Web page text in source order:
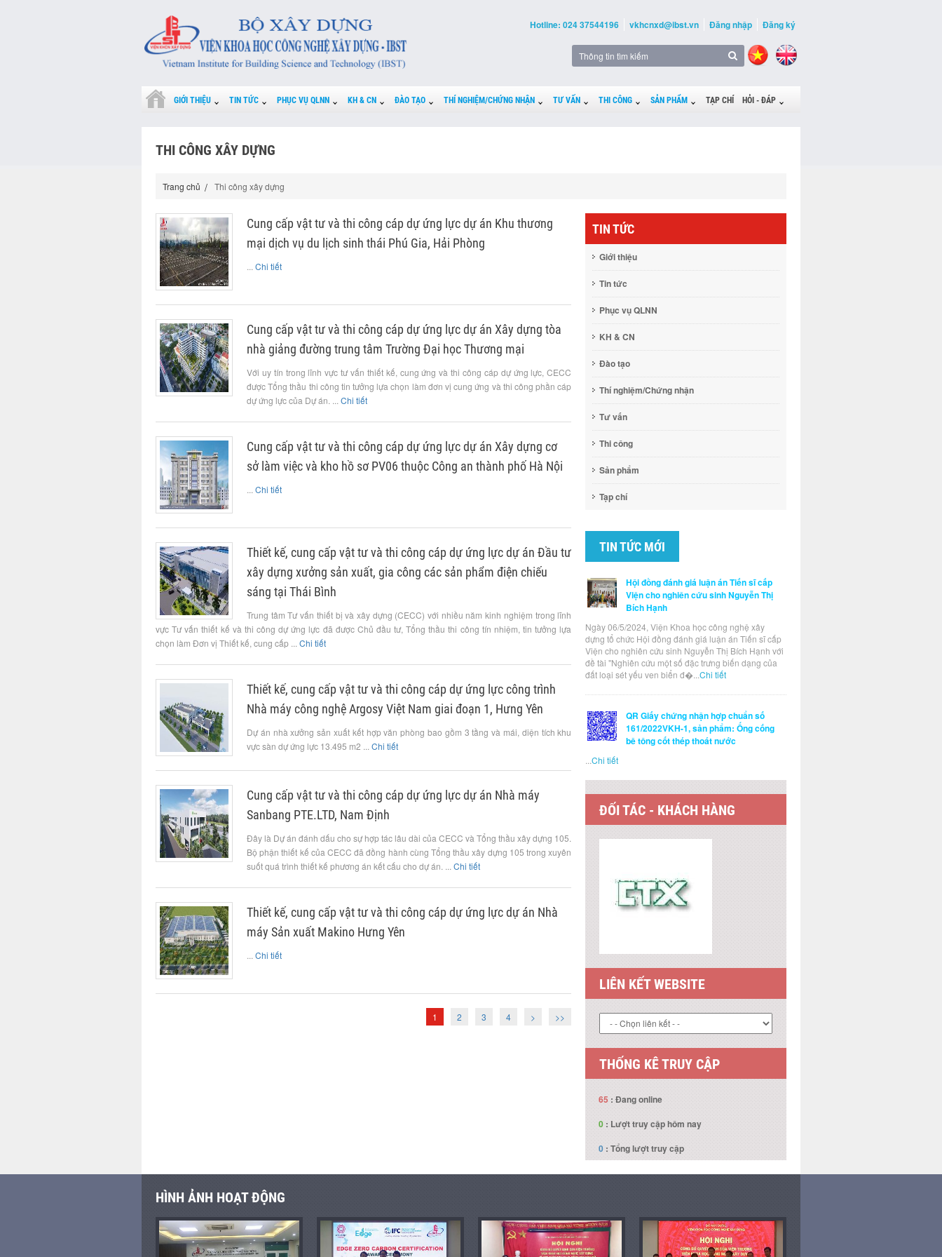
Hotline: 024 37544196 vkhcnxd@ibst.vn Đăng nhập Đăng ký
GIỚI THIỆU TIN TỨC PHỤC VỤ QLNN KH & CN ĐÀO TẠO THÍ NGHIỆM/CHỨNG NHẬN TƯ VẤN THI CÔNG SẢN PHẨM TẠP CHÍ HỎI - ĐÁP
THI CÔNG XÂY DỰNG
Trang chủ Thi công xây dựng
Cung cấp vật tư và thi công cáp dự ứng lực dự án Khu thương
mại dịch vụ du lịch sinh thái Phú Gia, Hải Phòng
... Chi tiết
Cung cấp vật tư và thi công cáp dự ứng lực dự án Xây dựng tòa
nhà giảng đường trung tâm Trường Đại học Thương mại
Với uy tín trong lĩnh vực tư vấn thiết kế, cung ứng và thi công cáp dự ứng lực, CECC
được Tổng thầu thi công tin tưởng lựa chọn làm đơn vị cung ứng và thi công phần cáp
dự ứng lực của Dự án. ... Chi tiết
Cung cấp vật tư và thi công cáp dự ứng lực dự án Xây dựng cơ
sở làm việc và kho hồ sơ PV06 thuộc Công an thành phố Hà Nội
... Chi tiết
Thiết kế, cung cấp vật tư và thi công cáp dự ứng lực dự án Đầu tư
xây dựng xưởng sản xuất, gia công các sản phẩm điện chiếu
sáng tại Thái Bình
Trung tâm Tư vấn thiết bị và xây dựng (CECC) với nhiều năm kinh nghiệm trong lĩnh
vực Tư vấn thiết kế và thi công dự ứng lực đã được Chủ đầu tư, Tổng thầu thi công tín nhiệm, tin tưởng lựa
chọn làm Đơn vị Thiết kế, cung cấp ... Chi tiết
Thiết kế, cung cấp vật tư và thi công cáp dự ứng lực công trình
Nhà máy công nghệ Argosy Việt Nam giai đoạn 1, Hưng Yên
Dự án nhà xưởng sản xuất kết hợp văn phòng bao gồm 3 tầng và mái, diện tích khu
vực sàn dự ứng lực 13.495 m2 ... Chi tiết
Cung cấp vật tư và thi công cáp dự ứng lực dự án Nhà máy
Sanbang PTE.LTD, Nam Định
Đây là Dự án đánh dấu cho sự hợp tác lâu dài của CECC và Tổng thầu xây dựng 105.
Bộ phận thiết kế của CECC đã đồng hành cùng Tổng thầu xây dựng 105 trong xuyên
suốt quá trình thiết kế phương án kết cấu cho dự án. ... Chi tiết
Thiết kế, cung cấp vật tư và thi công cáp dự ứng lực dự án Nhà
máy Sản xuất Makino Hưng Yên
... Chi tiết
1 2 3 4 > >>
TIN TỨC
Giới thiệu
Tin tức
Phục vụ QLNN
KH & CN
Đào tạo
Thí nghiệm/Chứng nhận
Tư vấn
Thi công
Sản phẩm
Tạp chí
TIN TỨC MỚI
Hội đồng đánh giá luận án Tiến sĩ cấp
Viện cho nghiên cứu sinh Nguyễn Thị
Bích Hạnh
Ngày 06/5/2024, Viện Khoa học công nghệ xây
dựng tổ chức Hội đồng đánh giá luận án Tiến sĩ cấp
Viện cho nghiên cứu sinh Nguyễn Thị Bích Hạnh với
đề tài "Nghiên cứu một số đặc trưng biến dạng của
đất loại sét yếu ven biển đ�...Chi tiết
QR Giấy chứng nhận hợp chuẩn số
161/2022VKH-1, sản phẩm: Ống cống
bê tông cốt thép thoát nước
...Chi tiết
ĐỐI TÁC - KHÁCH HÀNG
LIÊN KẾT WEBSITE
THỐNG KÊ TRUY CẬP
65 : Đang online
0 : Lượt truy cập hôm nay
0 : Tổng lượt truy cập
HÌNH ẢNH HOẠT ĐỘNG